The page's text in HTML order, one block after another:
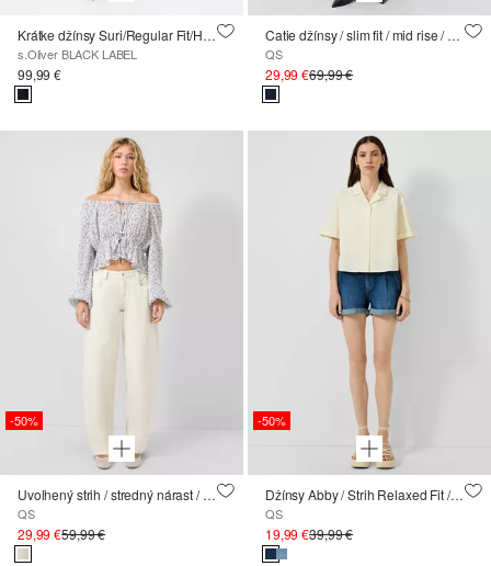
Krátke džínsy Suri/Regular Fit/High Rise/Wide Leg
s.Oliver BLACK LABEL
99,99 €
Catie džínsy / slim fit / mid rise / straight leg
QS
29,99 €69,99 €
-50%
Uvoľnený strih / stredný nárast / džínsy so súdkovitými nohavicami
QS
29,99 €59,99 €
-50%
Džínsy Abby / Strih Relaxed Fit / Stredne vysoký pás
QS
19,99 €39,99 €